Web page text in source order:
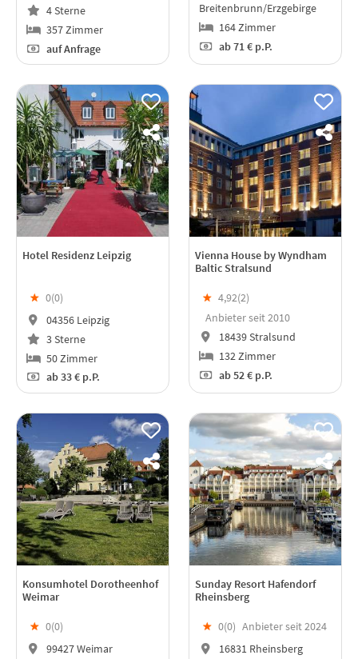
4 Sterne
357 Zimmer
auf Anfrage
Breitenbrunn/Erzgebirge
164 Zimmer
ab71 € p.P.
Hotel Residenz Leipzig
★ 0(0)
04356 Leipzig
3 Sterne
50 Zimmer
ab33 € p.P.
Vienna House by Wyndham
Baltic Stralsund
★ 4,92(2)
Anbieter seit 2010
18439 Stralsund
132 Zimmer
ab52 € p.P.
Konsumhotel Dorotheenhof
Weimar
★ 0(0)
99427 Weimar
Sunday Resort Hafendorf
Rheinsberg
★ 0(0) Anbieter seit 2024
16831 Rheinsberg